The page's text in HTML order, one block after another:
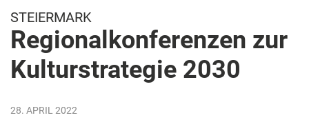
STEIERMARK
Regionalkonferenzen zur
Kulturstrategie 2030
28. APRIL 2022